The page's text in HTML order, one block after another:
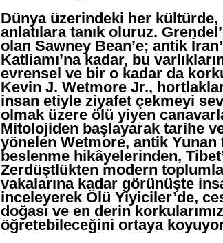
Dünya üzerindeki her
anlatılara tanık oluruz.
olan Sawney Bean’e; antik
Katliamı’na kadar, bu
evrensel ve bir o kadar da
Kevin J. Wetmore Jr.,
insan etiyle ziyafet çekmeyi
olmak üzere ölü yiyen
Mitolojiden başlayarak tarihe
yönelen Wetmore, antik Yunan
beslenme hikâyelerinden,
Zerdüştlükten modern
vakalarına kadar görünüşte
inceleyerek Ölü Yiyiciler’de,
doğası ve en derin
öğretebileceğini ortaya